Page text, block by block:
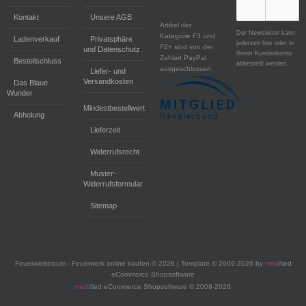
Kontakt
Ladenverkauf
Bestellschluss
Das Blaue
Wunder
Abholung
Unsere AGB
Privatsphäre
und Datenschutz
Liefer- und
Versandkosten
Mindestbestellwert
Lieferzeit
Widerrufsrecht
Muster-
Widerrufsformular
Sitemap
Artikel der
Kategorie F3 und
F2+ sind von der
Zahlart PayPal
ausgeschlossen
Der Newsletter kann
jederzeit hier oder in
Ihrem Kundenkonto
abbestellt werden.
Feuerwerktraum - Feuerwerk online kaufen © 2026 | Template © 2009-2026 by modified
eCommerce Shopsoftware
modified eCommerce Shopsoftware © 2009-2026